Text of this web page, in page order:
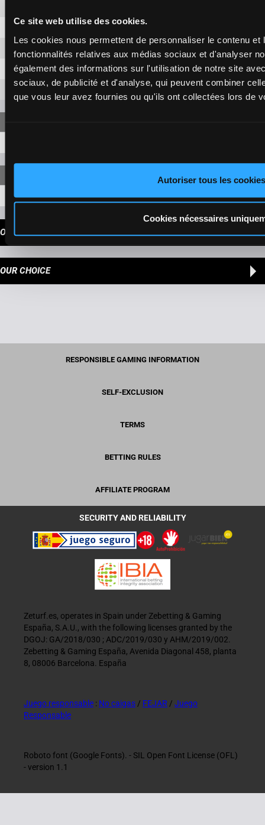
Ce site web utilise des cookies.
Les cookies nous permettent de personnaliser le contenu
fonctionnalités relatives aux médias sociaux et d'analyser
également des informations sur l'utilisation de notre site
sociaux, de publicité et d'analyse, qui peuvent combiner
que vous leur avez fournies ou qu'ils ont collectées lors de
Autoriser tous les cookies
Cookies nécessaires
9-1
3-1 5,80 €
5,80 €
9-3-6-1-11 456,50 €
OUR TIPS
OUR CHOICE
RESPONSIBLE GAMING INFORMATION
SELF-EXCLUSION
TERMS
BETTING RULES
AFFILIATE PROGRAM
SECURITY AND RELIABILITY
Zeturf.es, operates in Spain under Zebetting & Gaming
España, S.A.U., with the following licenses granted by the
DGOJ: GA/2018/030 ; ADC/2019/030 y AHM/2019/002.
Zebetting & Gaming España, Avenida Diagonal 458, planta
8, 08006 Barcelona. España
Juego responsable : No caigas / FEJAR / Juego
Responsable
Roboto font (Google Fonts). - SIL Open Font License (OFL)
- version 1.1